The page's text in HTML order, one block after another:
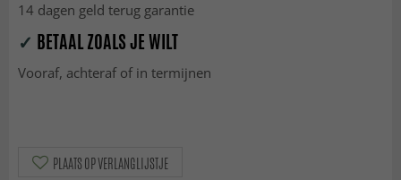
14 dagen geld terug garantie
✓ BETAAL ZOALS JE WILT
Vooraf, achteraf of in termijnen
PLAATS OP VERLANGLIJSTJE